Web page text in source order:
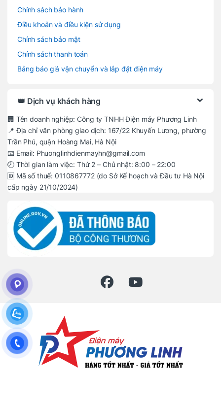
Chính sách bảo hành
Điều khoản và điều kiện sử dụng
Chính sách bảo mật
Chính sách thanh toán
Bảng báo giá vận chuyển và lắp đặt điện máy
👑 Dịch vụ khách hàng
🏢 Tên doanh nghiệp: Công ty TNHH Điện máy Phương Linh
📍 Địa chỉ văn phòng giao dịch: 167/22 Khuyến Lương, phường
Trần Phú, quận Hoàng Mai, Hà Nội
📧 Email: Phuonglinhdienmayhn@gmail.com
🕗 Thời gian làm việc: Thứ 2 – Chủ nhật: 8:00 – 22:00
🆔 Mã số thuế: 0110867772 (do Sở Kế hoạch và Đầu tư Hà Nội
cấp ngày 21/10/2024)